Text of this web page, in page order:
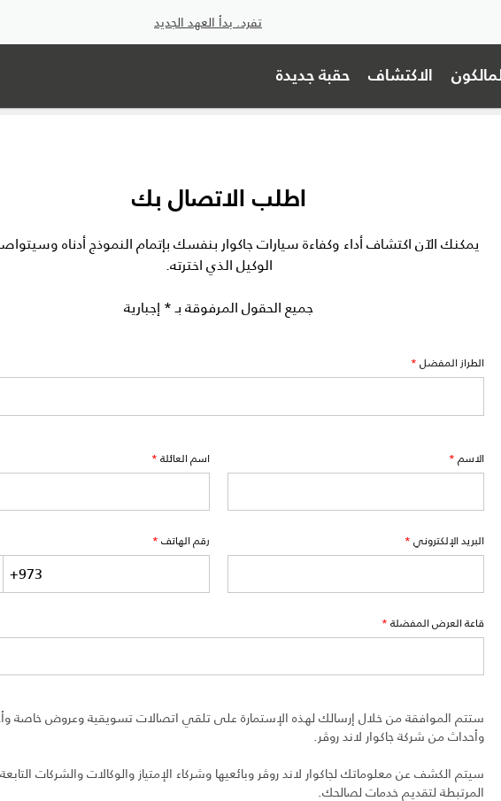
تفرد. بدأ العهد الجديد
المالكون الاكتشاف حقبة جديدة
اطلب الاتصال بك
يمكنك الآن اكتشاف أداء وكفاءة سيارات جاكوار بنفسك بإتمام النموذج أدناه
الوكيل الذي اخترته.
جميع الحقول المرفوقة بـ * إجبارية
الطراز المفضل *
الاسم * اسم العائلة *
البريد الإلكتروني * رقم الهاتف *
قاعة العرض المفضلة *
ستتم الموافقة من خلال إرسالك لهذه الإستمارة على تلقي اتصالات تسويقية وعروض خاصة
وأحداث من شركة جاكوار لاند روڤر.
سيتم الكشف عن معلوماتك لجاكوار لاند روڤر وبائعيها وشركاء الإمتياز والوكالات والشركات
المرتبطة لتقديم خدمات لصالحك.